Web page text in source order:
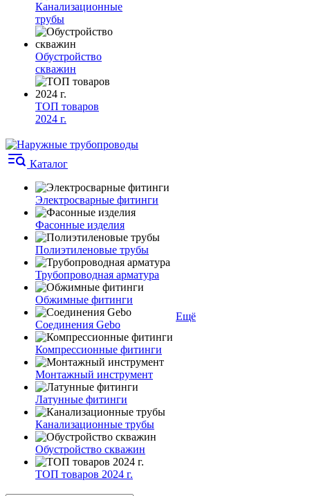
Канализационные
трубы
Обустройство
скважин
ТОП товаров
2024 г.
Каталог
Электросварные фитинги
Фасонные изделия
Полиэтиленовые трубы
Трубопроводная арматура
Обжимные фитинги
Соединения Gebo
Компрессионные фитинги
Монтажный инструмент
Латунные фитинги
Канализационные трубы
Обустройство скважин
ТОП товаров 2024 г.
Ещё